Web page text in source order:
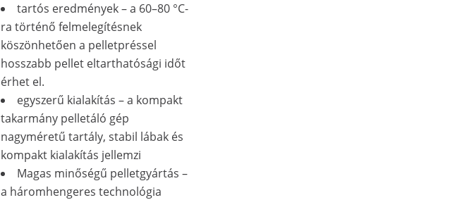
tartós eredmények – a 60–80 °C-
ra történő felmelegítésnek
köszönhetően a pelletpréssel
hosszabb pellet eltarthatósági időt
érhet el.
egyszerű kialakítás – a kompakt
takarmány pelletáló gép
nagyméretű tartály, stabil lábak és
kompakt kialakítás jellemzi
Magas minőségű pelletgyártás –
a háromhengeres technológia